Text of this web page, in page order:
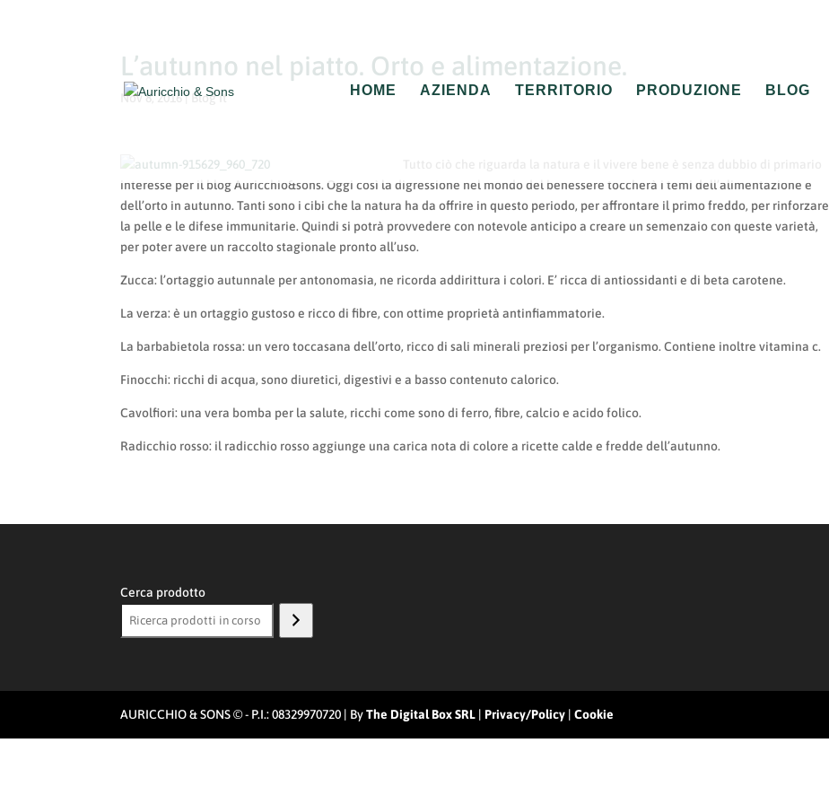
HOME AZIENDA TERRITORIO PRODUZIONE BLOG
L’autunno nel piatto. Orto e alimentazione.
Nov 8, 2016| Blog It
interesse per il blog Auricchio&sons. Oggi così la digressione nel mondo del benessere toccherà i temi dell’alimentazione e
dell’orto in autunno. Tanti sono i cibi che la natura ha da offrire in questo periodo, per affrontare il primo freddo, per rinforzare
la pelle e le difese immunitarie. Quindi si potrà provvedere con notevole anticipo a creare un semenzaio con queste varietà,
per poter avere un raccolto stagionale pronto all’uso.
Zucca: l’ortaggio autunnale per antonomasia, ne ricorda addirittura i colori. E’ ricca di antiossidanti e di beta carotene.
La verza: è un ortaggio gustoso e ricco di fibre, con ottime proprietà antinfiammatorie.
La barbabietola rossa: un vero toccasana dell’orto, ricco di sali minerali preziosi per l’organismo. Contiene inoltre vitamina c.
Finocchi: ricchi di acqua, sono diuretici, digestivi e a basso contenuto calorico.
Cavolfiori: una vera bomba per la salute, ricchi come sono di ferro, fibre, calcio e acido folico.
Radicchio rosso: il radicchio rosso aggiunge una carica nota di colore a ricette calde e fredde dell’autunno.
Cerca prodotto
AURICCHIO & SONS © - P.I.: 08329970720 | ByThe Digital Box SRL |Privacy/Policy |Cookie